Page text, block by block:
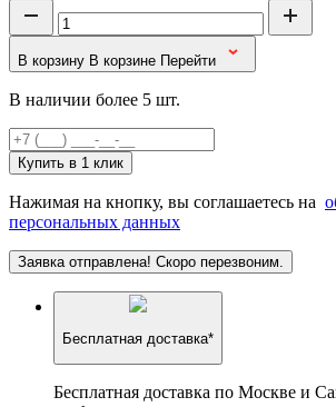
В корзину В корзине Перейти
В наличии более 5 шт.
Купить в 1 клик
Нажимая на кнопку, вы соглашаетесь на
персональных данных
Заявка отправлена! Скоро перезвоним.
Бесплатная доставка*
Бесплатная доставка по Москве и